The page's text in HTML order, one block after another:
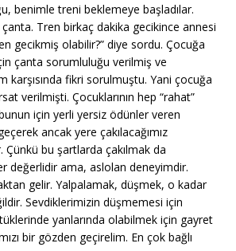
benimle treni beklemeye başladılar.
çanta. Tren birkaç dakika gecikince annesi
gecikmiş olabilir?” diye sordu. Çocuğa
çanta sorumluluğu verilmiş ve
karşısında fikri sorulmuştu. Yani çocuğa
verilmişti. Çocuklarının hep “rahat”
için yerli yersiz ödünler veren
ancak yere çakılacağımız
Çünkü bu şartlarda çakılmak da
değerlidir ama, aslolan deneyimdir.
gelir. Yalpalamak, düşmek, o kadar
Sevdiklerimizin düşmemesi için
yanlarında olabilmek için gayret
bir gözden geçirelim. En çok bağlı